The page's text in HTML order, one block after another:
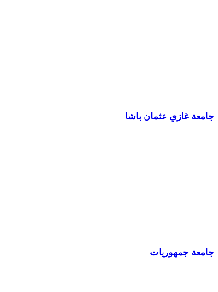
جامعة غازي عثمان باشا
جامعة جمهوريات